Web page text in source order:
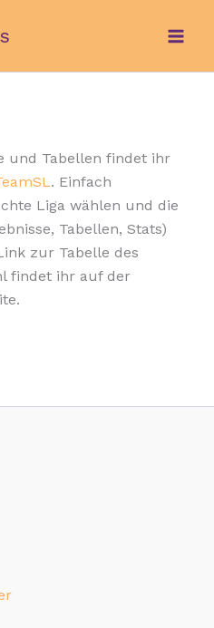
und Tabellen findet ihr
. Einfach
Liga wählen und die
Tabellen, Stats)
zur Tabelle des
findet ihr auf der